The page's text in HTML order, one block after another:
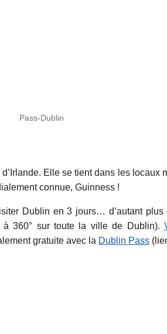
Pass-Dublin
Elle se tient dans les locaux
connue, Guinness !
Dublin en 3 jours… d’autant
à 360° sur toute la ville de Dublin).
gratuite avec la Dublin Pass